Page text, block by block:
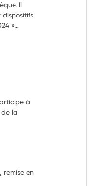
Il
dispositifs
»…
à
de la
remise en